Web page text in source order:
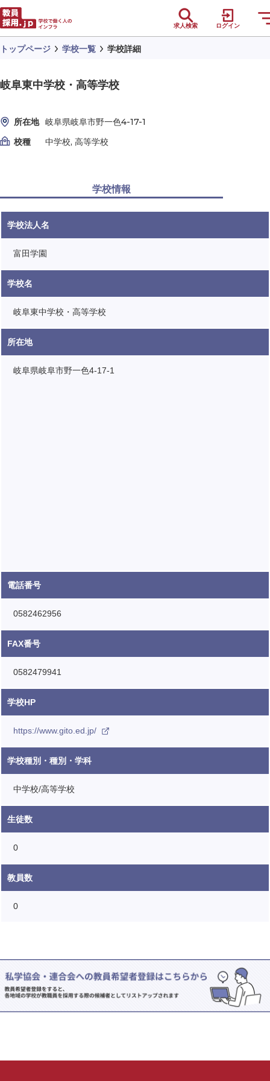
求人検索 ログイン
トップページ 学校一覧 学校詳細
岐阜東中学校・高等学校
所在地 岐阜県岐阜市野一色4-17-1
校種
中学校, 高等学校
学校情報
学校法人名
富田学園
学校名
岐阜東中学校・高等学校
所在地
岐阜県岐阜市野一色4-17-1
電話番号
0582462956
FAX番号
0582479941
学校HP
https://www.gito.ed.jp/
学校種別・種別・学科
中学校/高等学校
生徒数
0
教員数
0